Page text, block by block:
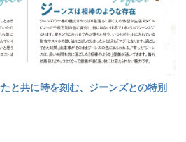
と共に時を刻む、ジーンズとの特別